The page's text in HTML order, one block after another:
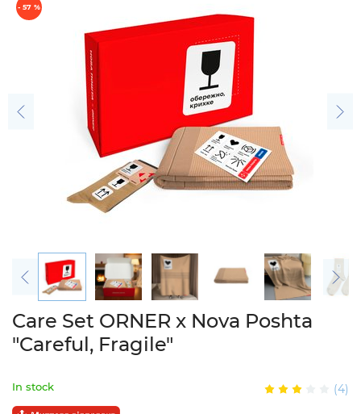
- 57 %
Care Set ORNER x Nova Poshta
"Careful, Fragile"
In stock (4)